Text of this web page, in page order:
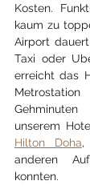
Kosten.
kaum zu
Airport
Taxi oder
erreicht das
Hilton Doha,
anderen
konnten.